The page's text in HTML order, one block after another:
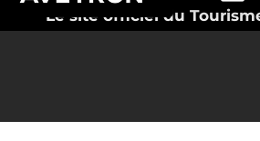
Le site officiel du